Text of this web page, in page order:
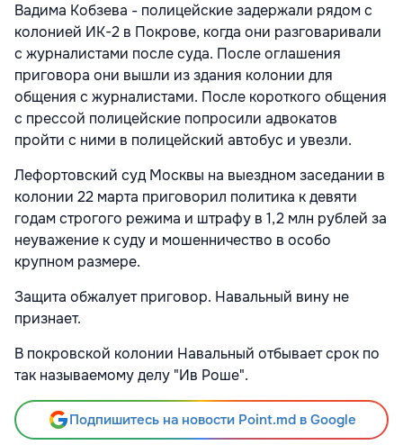
Вадима Кобзева - полицейские задержали рядом с
колонией ИК-2 в Покрове, когда они разговаривали
с журналистами после суда. После оглашения
приговора они вышли из здания колонии для
общения с журналистами. После короткого общения
с прессой полицейские попросили адвокатов
пройти с ними в полицейский автобус и увезли.
Лефортовский суд Москвы на выездном заседании в
колонии 22 марта приговорил политика к девяти
годам строгого режима и штрафу в 1,2 млн рублей за
неуважение к суду и мошенничество в особо
крупном размере.
Защита обжалует приговор. Навальный вину не
признает.
В покровской колонии Навальный отбывает срок по
так называемому делу "Ив Роше".
Подпишитесь на новости Point.md в Google